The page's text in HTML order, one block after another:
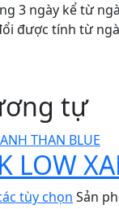
3 ngày kể từ
được tính từ
tự
LOW
tùy chọn Sản